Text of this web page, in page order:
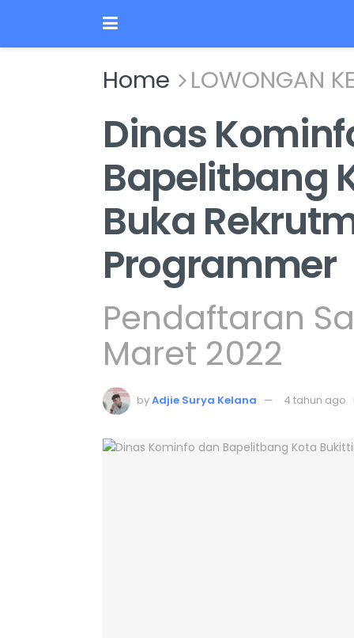
Home LOWONGAN
Dinas
Bapelitbang
Buka
Programmer
Pendaftaran
Maret 2022
byAdjie Surya Kelana 4 tahun ago